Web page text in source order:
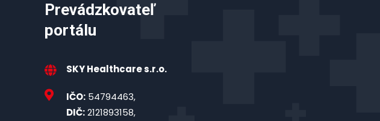
Prevádzkovateľ
portálu
SKY Healthcare s.r.o.
IČO: 54794463,
DIČ:2121893158,